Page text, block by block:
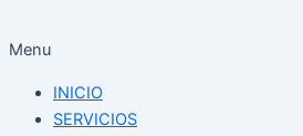
Menu
INICIO
SERVICIOS